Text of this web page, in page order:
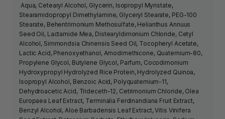
Aqua, Cetearyl Alcohol, Glycerin, Isopropyl Myristate,
Stearamidopropyl Dimethylamine, Glyceryl Stearate, PEG-100
Stearate, Behentrimonium Methosulfate, Helianthus Annuus
Seed Oil, Lactamide Mea, Distearyldimonium Chloride, Cetyl
Alcohol, Simmondsia Chinensis Seed Oil, Tocopheryl Acetate,
Lactic Acid, Phenoxyethanol, Amodimethicone, Quaternium-80,
Propylene Glycol, Butylene Glycol, Parfum, Cocodimonium
Hydroxypropyl Hydrolyzed Rice Protein, Hydrolyzed Quinoa,
Isopropyl Alcohol, Benzoic Acid, Polyquaternium-11,
Dehydroacetic Acid, Trideceth-12, Cetrimonium Chloride, Olea
Europaea Leaf Extract, Terminalia Ferdinandiana Fruit Extract,
Benzyl Alcohol, Aloe Barbadensis Leaf Extract, Vitis Vinifera